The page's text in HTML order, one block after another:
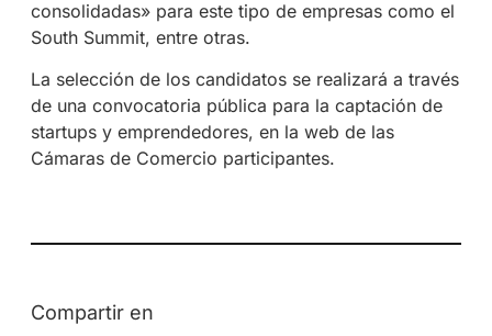
consolidadas» para este tipo de empresas como el
South Summit, entre otras.
La selección de los candidatos se realizará a través
de una convocatoria pública para la captación de
startups y emprendedores, en la web de las
Cámaras de Comercio participantes.
Compartir en